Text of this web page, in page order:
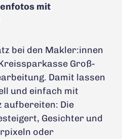
mit
bei den Makler:innen
Groß-
Damit lassen
und einfach mit
aufbereiten: Die
Gesichter und
oder